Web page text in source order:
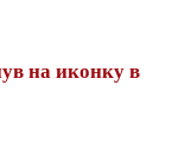
на иконку в